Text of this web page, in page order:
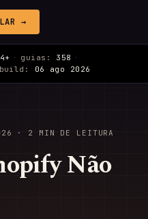
→
· guias: 358 ·
build: 06 ago 2026
· 2 MIN DE LEITURA
Não